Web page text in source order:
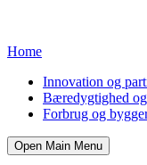
Home
Innovation og
Bæredygtighed
Forbrug og
Open Main Menu